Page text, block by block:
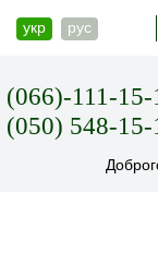
укр рус
(066)-111-15-
(050) 548-15-